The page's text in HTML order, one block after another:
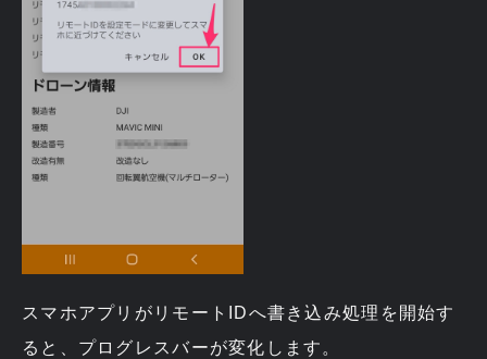
スマホアプリがリモートIDへ書き込み処理を開始す
ると、プログレスバーが変化します。